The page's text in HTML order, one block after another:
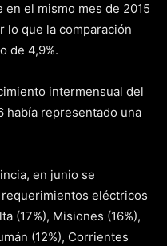
el mismo mes de 2015
lo que la comparación
de 4,9%.
intermensual del
había representado una
en junio se
eléctricos
(17%), Misiones (16%),
(12%), Corrientes